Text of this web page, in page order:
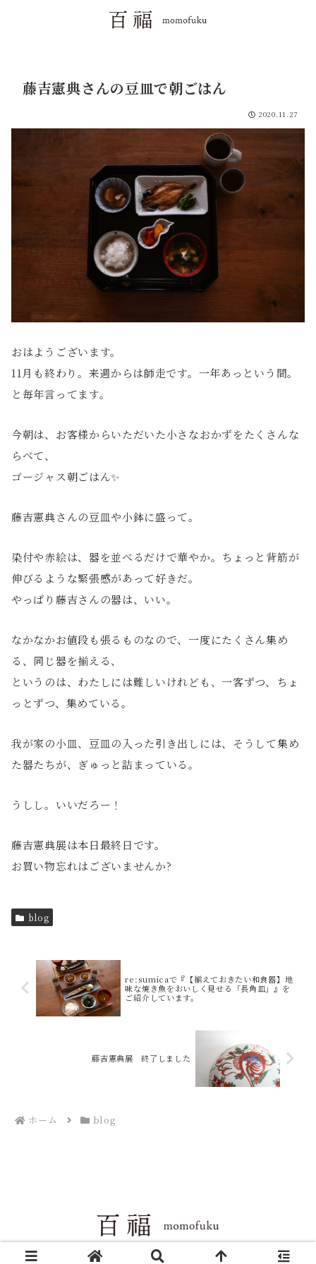
藤吉憲典さんの豆皿で朝ごはん
2020.11.27
おはようございます。
11月も終わり。来週からは師走です。一年あっという間。
と毎年言ってます。
今朝は、お客様からいただいた小さなおかずをたくさんな
らべて、
ゴージャス朝ごはん✨
藤吉憲典さんの豆皿や小鉢に盛って。
染付や赤絵は、器を並べるだけで華やか。ちょっと背筋が
伸びるような緊張感があって好きだ。
やっぱり藤吉さんの器は、いい。
なかなかお値段も張るものなので、一度にたくさん集め
る、同じ器を揃える、
というのは、わたしには難しいけれども、一客ずつ、ちょ
っとずつ、集めている。
我が家の小皿、豆皿の入った引き出しには、そうして集め
た器たちが、ぎゅっと詰まっている。
うしし。いいだろー！
藤吉憲典展は本日最終日です。
お買い物忘れはございませんか?
blog
re:sumicaで『【揃えておきたい和食器】地
味な焼き魚をおいしく見せる「長角皿」』を
ご紹介しています。
藤吉憲典展 終了しました
ホーム blog
Copyright © 2004-2026 百福 All Rights Reserved.